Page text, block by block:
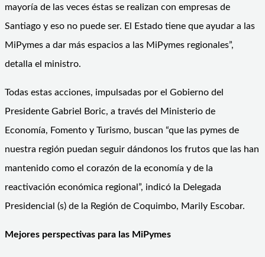
mayoría de las veces éstas se realizan con empresas de
Santiago y eso no puede ser. El Estado tiene que ayudar a las
MiPymes a dar más espacios a las MiPymes regionales”,
detalla el ministro.
Todas estas acciones, impulsadas por el Gobierno del
Presidente Gabriel Boric, a través del Ministerio de
Economía, Fomento y Turismo, buscan “que las pymes de
nuestra región puedan seguir dándonos los frutos que las han
mantenido como el corazón de la economía y de la
reactivación económica regional”, indicó la Delegada
Presidencial (s) de la Región de Coquimbo, Marily Escobar.
Mejores perspectivas para las MiPymes